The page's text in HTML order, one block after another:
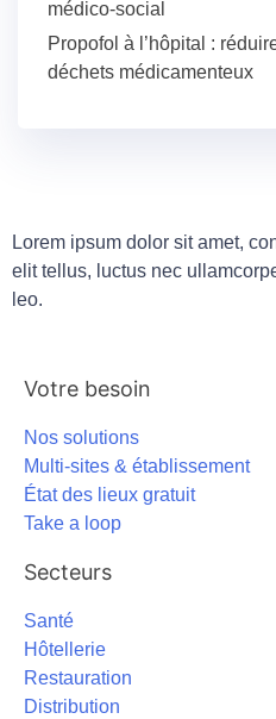
médico-social
Propofol à l’hôpital :
déchets médicamenteux
Lorem ipsum dolor sit amet,
elit tellus, luctus nec
leo.
Votre besoin
Nos solutions
Multi-sites & établissement
État des lieux gratuit
Take a loop
Secteurs
Santé
Hôtellerie
Restauration
Distribution